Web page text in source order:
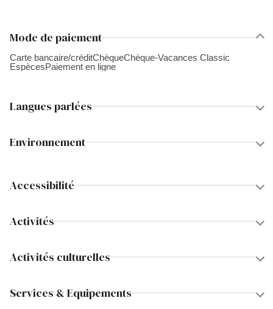
Mode de paiement
Carte bancaire/créditChèqueChèque-Vacances Classic
EspècesPaiement en ligne
Langues parlées
Environnement
Accessibilité
Activités
Activités culturelles
Services & Equipements